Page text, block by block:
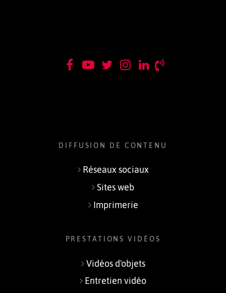
DIFFUSION DE CONTENU
Réseaux sociaux
Sites web
Imprimerie
PRESTATIONS VIDÉOS
Vidéos d'objets
Entretien vidéo